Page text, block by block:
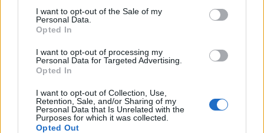
I want to opt-out of the Sale of my
Personal Data.
Opted In
I want to opt-out of processing my
Personal Data for Targeted Advertising.
Opted In
I want to opt-out of Collection, Use,
Retention, Sale, and/or Sharing of my
Personal Data that Is Unrelated with the
Purposes for which it was collected.
Opted Out
regisztrációhoz kötött.
Az előfizetés a következőket tartalmazza:
Kötéslisták: BÉT elmúlt 2 év napon belüli
kötéslistái
Előfizetés